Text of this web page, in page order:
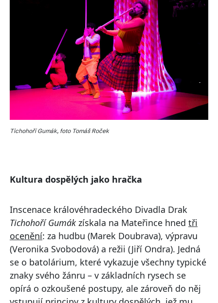
Tichohoří Gumák, foto Tomáš Roček
Kultura dospělých jako hračka
Inscenace královéhradeckého Divadla Drak
Tichohoří Gumákzískala na Mateřince hned tři
ocenění: za hudbu (Marek Doubrava), výpravu
(Veronika Svobodová) a režii (Jiří Ondra). Jedná
se o batolárium, které vykazuje všechny typické
znaky svého žánru – v základních rysech se
opírá o ozkoušené postupy, ale zároveň do něj